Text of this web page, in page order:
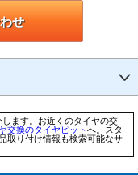
せ
します。お近くのタイヤの交
交換のタイヤピットへ。スタ
取り付け情報も検索可能なサ